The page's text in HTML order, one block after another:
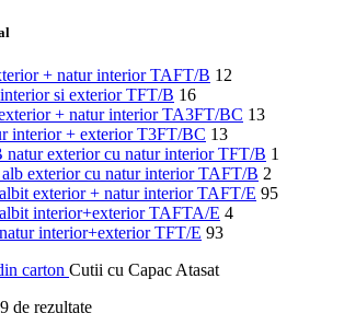
+ natur interior TAFT/B 12
si exterior TFT/B 16
+ natur interior TA3FT/BC 13
interior + exterior T3FT/BC 13
natur exterior cu natur interior TFT/B 1
exterior cu natur interior TAFT/B 2
exterior + natur interior TAFT/E 95
interior+exterior TAFTA/E 4
interior+exterior TFT/E 93
carton Cutii cu Capac Atasat
de rezultate